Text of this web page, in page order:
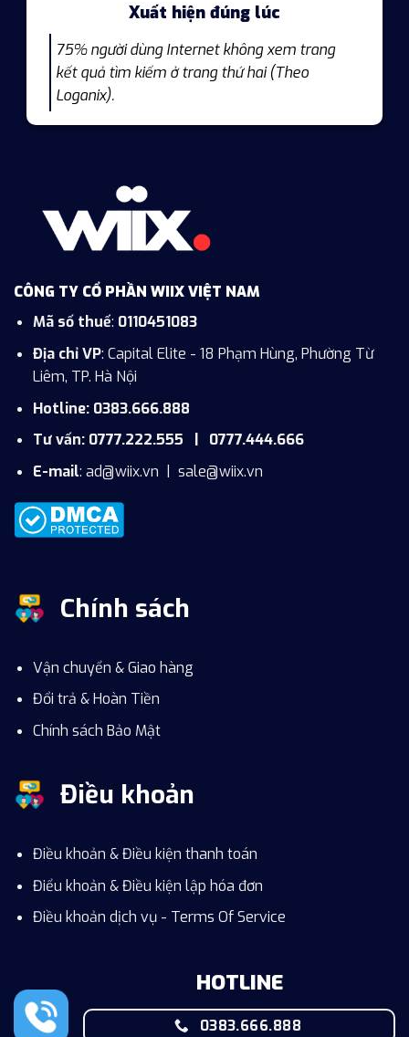
Xuất hiện đúng lúc
75% người dùng Internet không xem trang
kết quả tìm kiếm ở trang thứ hai (Theo
Loganix).
CÔNG TY CỔ PHẦN WIIX VIỆT NAM
Mã số thuế: 0110451083
Địa chỉ VP: Capital Elite - 18 Phạm Hùng, Phường Từ
Liêm, TP. Hà Nội
Hotline: 0383.666.888
Tư vấn: 0777.222.555 | 0777.444.666
E-mail: ad@wiix.vn | sale@wiix.vn
Chính sách
Vận chuyển & Giao hàng
Đổi trả & Hoàn Tiền
Chính sách Bảo Mật
Điều khoản
Điều khoản & Điều kiện thanh toán
Điểu khoản & Điều kiện lập hóa đơn
Điều khoản dịch vụ - Terms Of Service
HOTLINE
0383.666.888